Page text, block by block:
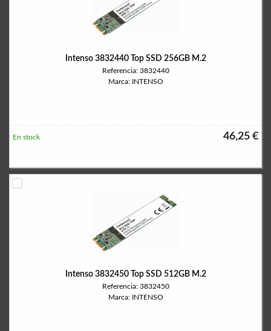
Intenso 3832440 Top SSD 256GB M.2
Referencia: 3832440
Marca: INTENSO
46,25 €
En stock
Intenso 3832450 Top SSD 512GB M.2
Referencia: 3832450
Marca: INTENSO